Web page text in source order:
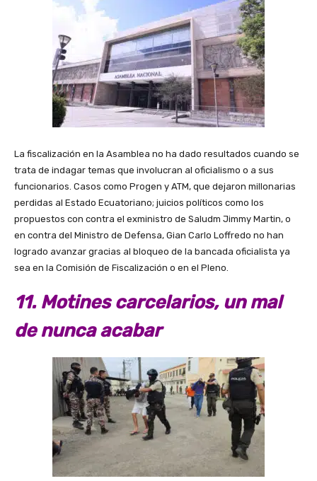
La fiscalización en la Asamblea no ha dado resultados cuando se
trata de indagar temas que involucran al oficialismo o a sus
funcionarios. Casos como Progen y ATM, que dejaron millonarias
perdidas al Estado Ecuatoriano; juicios políticos como los
propuestos con contra el exministro de Saludm Jimmy Martin, o
en contra del Ministro de Defensa, Gian Carlo Loffredo no han
logrado avanzar gracias al bloqueo de la bancada oficialista ya
sea en la Comisión de Fiscalización o en el Pleno.
11. Motines carcelarios, un mal
de nunca acabar